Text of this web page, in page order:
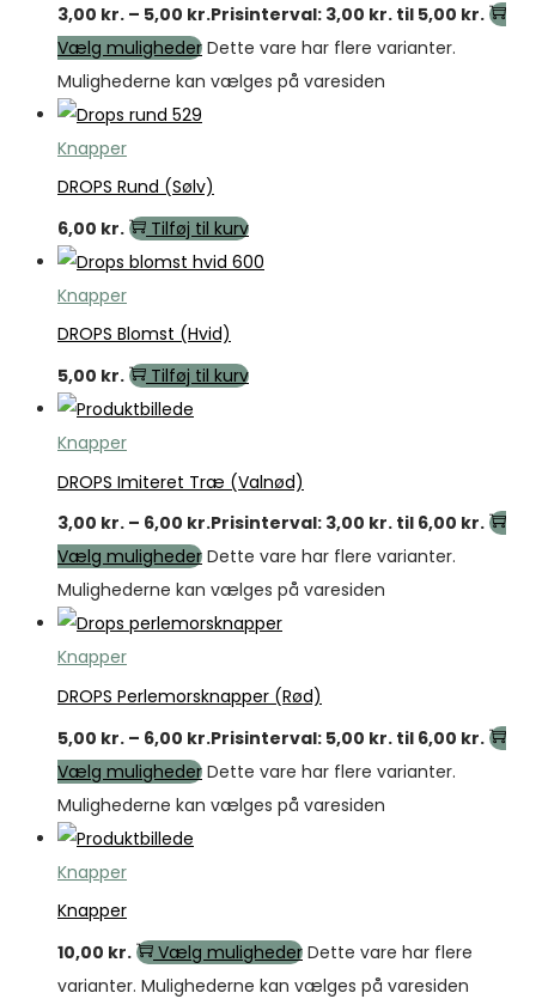
3,00 kr. – 5,00 kr.Prisinterval: 3,00 kr. til 5,00 kr.
Vælg muligheder Dette vare har flere varianter.
Mulighederne kan vælges på varesiden
Knapper
DROPS Rund (Sølv)
6,00 kr. Tilføj til kurv
Knapper
DROPS Blomst (Hvid)
5,00 kr. Tilføj til kurv
Knapper
DROPS Imiteret Træ (Valnød)
3,00 kr. – 6,00 kr.Prisinterval: 3,00 kr. til 6,00 kr.
Vælg muligheder Dette vare har flere varianter.
Mulighederne kan vælges på varesiden
Knapper
DROPS Perlemorsknapper (Rød)
5,00 kr. – 6,00 kr.Prisinterval: 5,00 kr. til 6,00 kr.
Vælg muligheder Dette vare har flere varianter.
Mulighederne kan vælges på varesiden
Knapper
Knapper
10,00 kr. Vælg muligheder Dette vare har flere
varianter. Mulighederne kan vælges på varesiden